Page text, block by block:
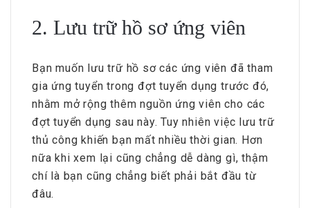
2. Lưu trữ hồ sơ ứng viên
Bạn muốn lưu trữ hồ sơ các ứng viên đã tham
gia ứng tuyển trong đợt tuyển dụng trước đó,
nhằm mở rộng thêm nguồn ứng viên cho các
đợt tuyển dụng sau này. Tuy nhiên việc lưu trữ
thủ công khiến bạn mất nhiều thời gian. Hơn
nữa khi xem lại cũng chẳng dễ dàng gì, thậm
chí là bạn cũng chẳng biết phải bắt đầu từ
đâu.